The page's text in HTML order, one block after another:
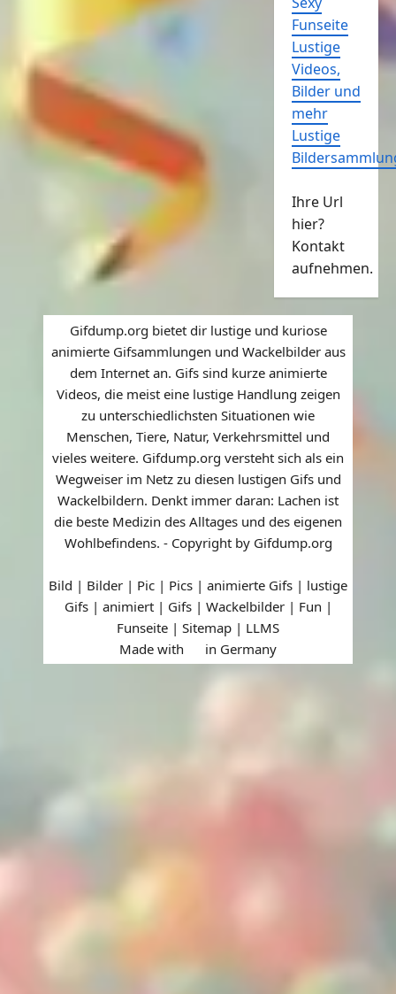
Funseite
Lustige
Videos,
Bilder und
mehr
Lustige
Ihre Url
hier?
Kontakt
aufnehmen.
Gifdump.org bietet dir lustige und kuriose
animierte Gifsammlungen und Wackelbilder aus
dem Internet an. Gifs sind kurze animierte
Videos, die meist eine lustige Handlung zeigen
zu unterschiedlichsten Situationen wie
Menschen, Tiere, Natur, Verkehrsmittel und
vieles weitere. Gifdump.org versteht sich als ein
Wegweiser im Netz zu diesen lustigen Gifs und
Wackelbildern. Denkt immer daran: Lachen ist
die beste Medizin des Alltages und des eigenen
Wohlbefindens. - Copyright by Gifdump.org
Bild | Bilder | Pic | Pics | animierte Gifs | lustige
Gifs | animiert | Gifs | Wackelbilder | Fun |
Funseite | Sitemap | LLMS
Made with
in Germany